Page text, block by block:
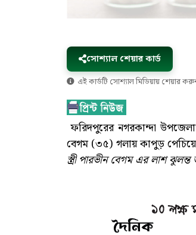
সোশ্যাল শেয়ার কার্ড
এই কার্ডটি সোশ্যাল মিডিয়ায় শেয়ার
ফরিদপুরের নগরকান্দা
বেগম (৩৫) গলায় কাপুড় পেচিয়ে
স্ত্রী পারভীন বেগম এর লাশ ঝুলন্ত